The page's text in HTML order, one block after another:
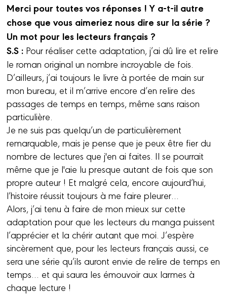
Merci pour toutes vos réponses ! Y a-t-il autre
chose que vous aimeriez nous dire sur la série ?
Un mot pour les lecteurs français ?
S.S : Pour réaliser cette adaptation, j’ai dû lire et relire
le roman original un nombre incroyable de fois.
D’ailleurs, j’ai toujours le livre à portée de main sur
mon bureau, et il m’arrive encore d’en relire des
passages de temps en temps, même sans raison
particulière.
Je ne suis pas quelqu’un de particulièrement
remarquable, mais je pense que je peux être fier du
nombre de lectures que j'en ai faites. Il se pourrait
même que je l'aie lu presque autant de fois que son
propre auteur ! Et malgré cela, encore aujourd’hui,
l’histoire réussit toujours à me faire pleurer…
Alors, j’ai tenu à faire de mon mieux sur cette
adaptation pour que les lecteurs du manga puissent
l’apprécier et la chérir autant que moi. J’espère
sincèrement que, pour les lecteurs français aussi, ce
sera une série qu’ils auront envie de relire de temps en
temps… et qui saura les émouvoir aux larmes à
chaque lecture !